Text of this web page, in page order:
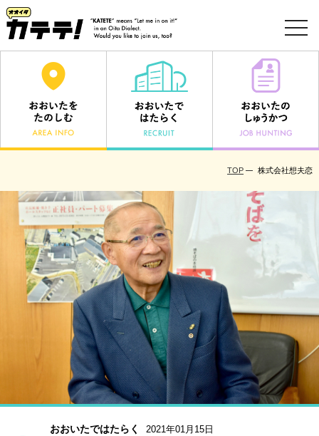
TOP 株式会社想夫恋
おおいたではたらく 2021年01月15日